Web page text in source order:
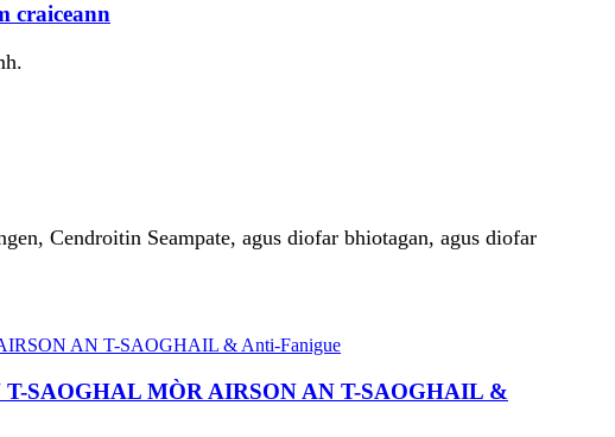
craiceann
Cendroitin Seampate, agus diofar bhiotagan, agus diofar
T-SAOGHAL MÒR AIRSON AN T-SAOGHAIL &